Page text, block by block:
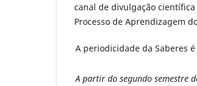
canal de divulgação
Processo de Aprendizagem
A periodicidade da Saberes
A partir do segundo semestre